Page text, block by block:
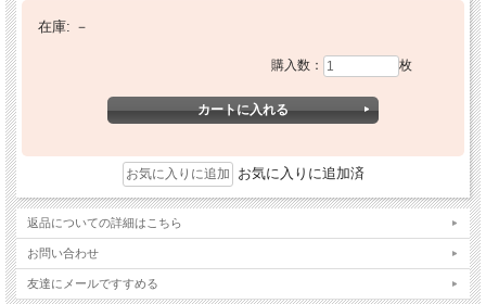
在庫: －
購入数： 枚
お気に入りに追加済
返品についての詳細はこちら
お問い合わせ
友達にメールですすめる